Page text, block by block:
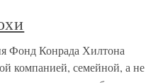
Фонд Конрада Хилтона
компанией, семейной, а не